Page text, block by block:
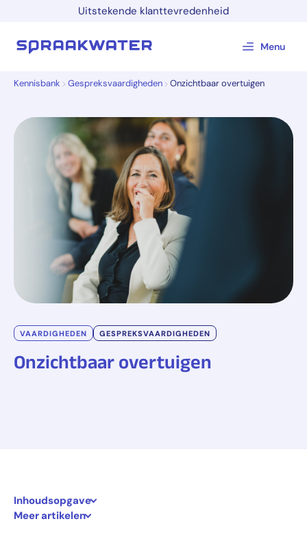
Uitstekende klanttevredenheid
Menu
Kennisbank Gespreksvaardigheden Onzichtbaar overtuigen
VAARDIGHEDEN GESPREKSVAARDIGHEDEN
Onzichtbaar overtuigen
Inhoudsopgave
Meer artikelen